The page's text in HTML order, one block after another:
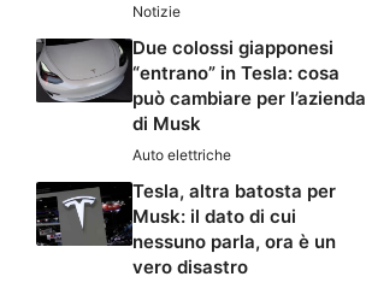
Notizie
Due colossi giapponesi
“entrano” in Tesla: cosa
può cambiare per l’azienda
di Musk
Auto elettriche
Tesla, altra batosta per
Musk: il dato di cui
nessuno parla, ora è un
vero disastro